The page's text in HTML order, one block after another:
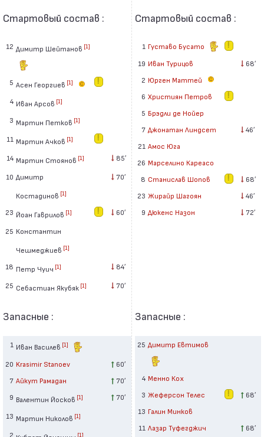
Стартовый состав :
12 Димитр Шейтанов [1]
5 Асен Георгиев [1]
4 Иван Арсов [1]
3 Мартин Петков [1]
11 Мартин Ачков [1]
14 Мартин Стоянов [1] 85′
10 Димитр
Костадинов [1]
70′
23 Йоан Гаврилов [1] 60′
25 Константин
Чешмеджиев [1]
18 Петр Чуич [1] 84′
25 Себастиан Якубяк [1] 70′
Запасные :
1 Иван Василев [1]
20 Krasimir Stanoev
60′
7 Айкут Рамадан
70′
9 Валентин Йосков [1] 70′
13 Мартин Николов [1]
2 [1]
Стартовый состав :
1 Густаво Бусато
19 Иван Турицов
68′
2 Юрген Маттей
6 Християн Петров
5 Брэдли де Нойер
7 Джонатан Линдсет
46′
21 Амос Юга
26 Марселино Кареасо
8 Станислав Шопов
68′
23 Жирайр Шагоян
46′
9 Дюкенс Назон 72′
Запасные :
25 Димитр Евтимов
4 Менно Кох
3 Жеферсон Телес
68′
13 Галин Минков
11 Лазар Туфегджич
68′